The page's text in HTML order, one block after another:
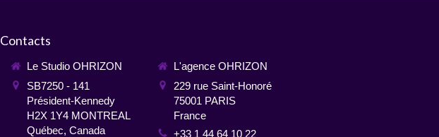
Contacts
Le Studio OHRIZON
SB7250 - 141
Président-Kennedy
H2X 1Y4 MONTREAL
Québec, Canada
L'agence OHRIZON
229 rue Saint-Honoré
75001 PARIS
France
+33 1 44 64 10 22